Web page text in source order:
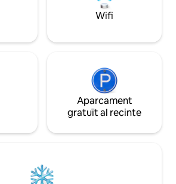
Wifi
Aparcament
gratuït al recinte